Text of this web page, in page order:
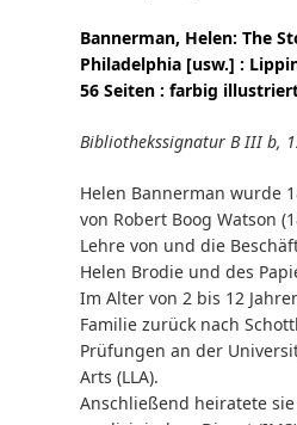
Bannerman, Helen: The
Philadelphia [usw.] :
56 Seiten : farbig
Bibliothekssignatur B III b,
Helen Bannerman wurde
von Robert Boog Watson
Lehre von und die
Helen Brodie und des
Im Alter von 2 bis 12
Familie zurück nach
Prüfungen an der
Arts (LLA).
Anschließend heiratete